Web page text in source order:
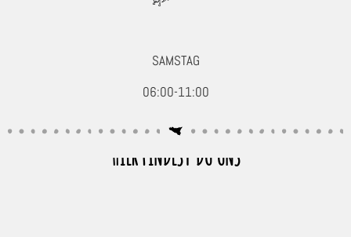
SAMSTAG
06:00-11:00
HIER FINDEST DU UNS